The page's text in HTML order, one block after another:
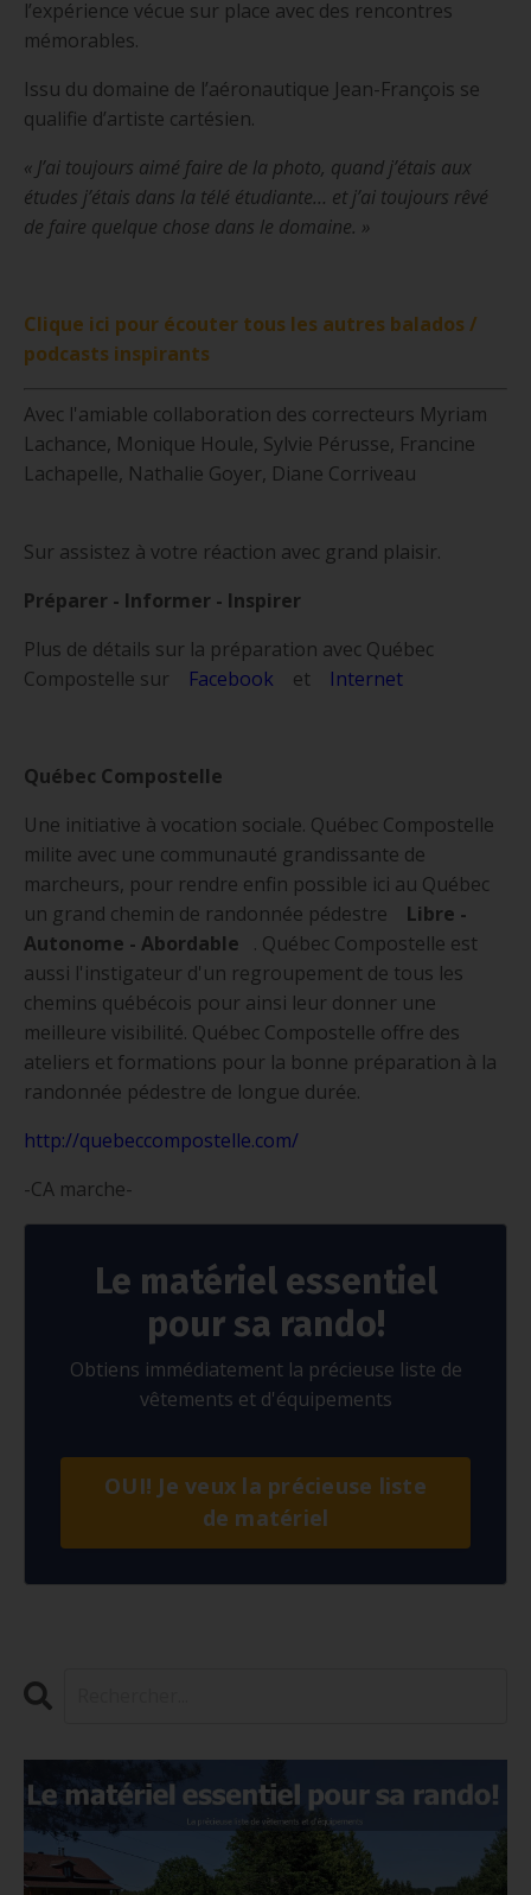
l’expérience vécue sur place avec des rencontres
mémorables.
Issu du domaine de l’aéronautique Jean-François se
qualifie d’artiste cartésien.
« J’ai toujours aimé faire de la photo, quand j’étais aux
études j’étais dans la télé étudiante… et j’ai toujours rêvé
de faire quelque chose dans le domaine. »
Clique ici pour écouter tous les autres balados /
podcasts inspirants
Avec l'amiable collaboration des correcteurs Myriam
Lachance, Monique Houle, Sylvie Pérusse, Francine
Lachapelle, Nathalie Goyer, Diane Corriveau
Sur assistez à votre réaction avec grand plaisir.
Préparer - Informer - Inspirer
Plus de détails sur la préparation avec Québec
Compostelle sur Facebook et Internet
Québec Compostelle
Une initiative à vocation sociale. Québec Compostelle
milite avec une communauté grandissante de
marcheurs, pour rendre enfin possible ici au Québec
un grand chemin de randonnée pédestre Libre -
Autonome - Abordable . Québec Compostelle est
aussi l'instigateur d'un regroupement de tous les
chemins québécois pour ainsi leur donner une
meilleure visibilité. Québec Compostelle offre des
ateliers et formations pour la bonne préparation à la
randonnée pédestre de longue durée.
http://quebeccompostelle.com/
-CA marche-
Le matériel essentiel
pour sa rando!
Obtiens immédiatement la précieuse liste de
vêtements et d'équipements
OUI! Je veux la précieuse liste
de matériel